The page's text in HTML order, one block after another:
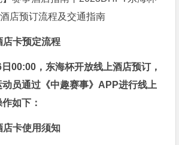
店卡预定流程
00:00 ，东海杯开放线上酒店预订，
员通过《中趣赛事》APP进行线上
如下：
店卡使用须知